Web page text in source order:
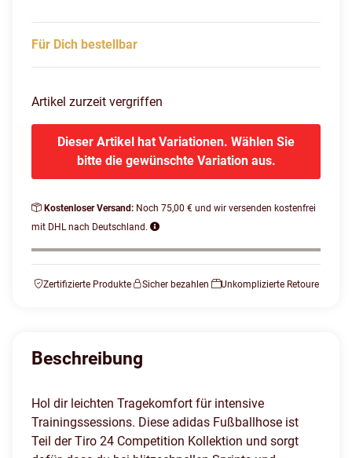
Für Dich bestellbar
Artikel zurzeit vergriffen
Dieser Artikel hat Variationen. Wählen Sie
bitte die gewünschte Variation aus.
Kostenloser Versand: Noch 75,00 € und wir versenden kostenfrei
mit DHL nach Deutschland.
Zertifizierte Produkte Sicher bezahlen Unkomplizierte Retoure
Beschreibung
Hol dir leichten Tragekomfort für intensive
Trainingssessions. Diese adidas Fußballhose ist
Teil der Tiro 24 Competition Kollektion und sorgt